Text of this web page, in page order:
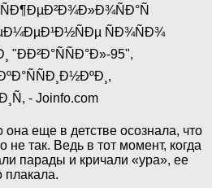
она еще в детстве осознала, что
не так. Ведь в тот момент, когда
парады и кричали «ура», ее
плакала.